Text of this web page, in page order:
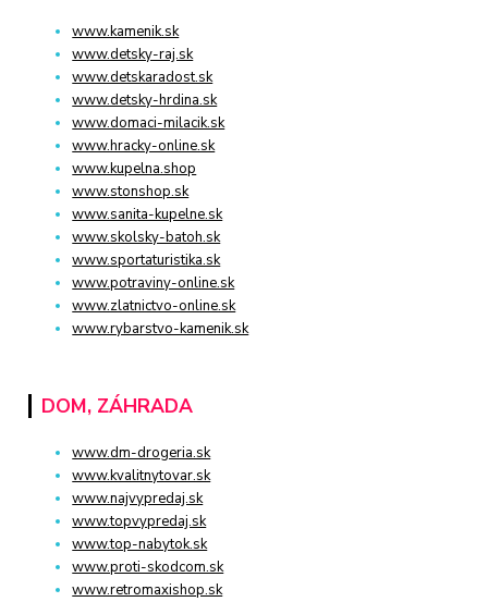
www.kamenik.sk
www.detsky-raj.sk
www.detskaradost.sk
www.detsky-hrdina.sk
www.domaci-milacik.sk
www.hracky-online.sk
www.kupelna.shop
www.stonshop.sk
www.sanita-kupelne.sk
www.skolsky-batoh.sk
www.sportaturistika.sk
www.potraviny-online.sk
www.zlatnictvo-online.sk
www.rybarstvo-kamenik.sk
DOM, ZÁHRADA
www.dm-drogeria.sk
www.kvalitnytovar.sk
www.najvypredaj.sk
www.topvypredaj.sk
www.top-nabytok.sk
www.proti-skodcom.sk
www.retromaxishop.sk